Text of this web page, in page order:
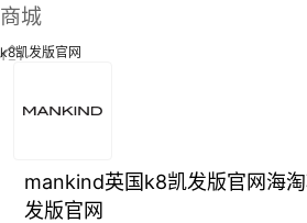
商城
k8凯发版官网
mankind英国k8凯发版官网海
发版官网